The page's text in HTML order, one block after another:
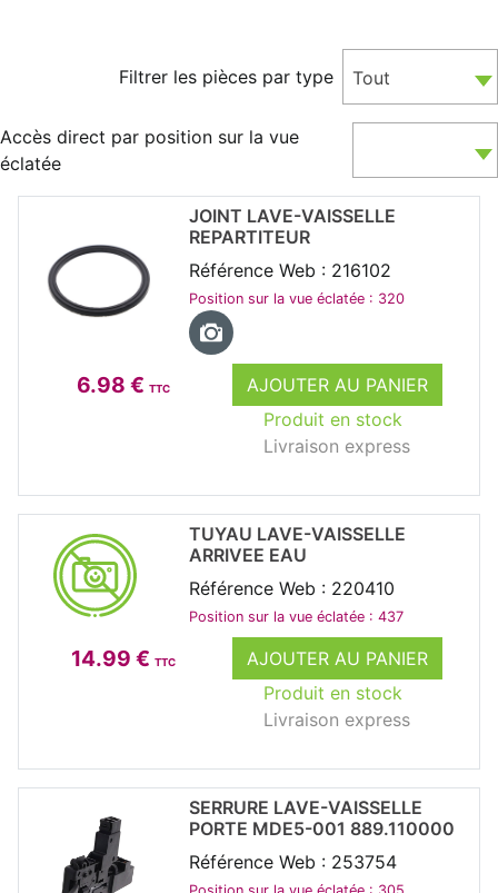
Filtrer les pièces par type Tout
Accès direct par position sur la vue
éclatée
6.98 € TTC
AJOUTER AU PANIER
Produit en stock
Livraison express
JOINT LAVE-VAISSELLE
REPARTITEUR
Référence Web : 216102
Position sur la vue éclatée : 320
14.99 € TTC
AJOUTER AU PANIER
Produit en stock
Livraison express
TUYAU LAVE-VAISSELLE
ARRIVEE EAU
Référence Web : 220410
Position sur la vue éclatée : 437
SERRURE LAVE-VAISSELLE
PORTE MDE5-001 889.110000
Référence Web : 253754